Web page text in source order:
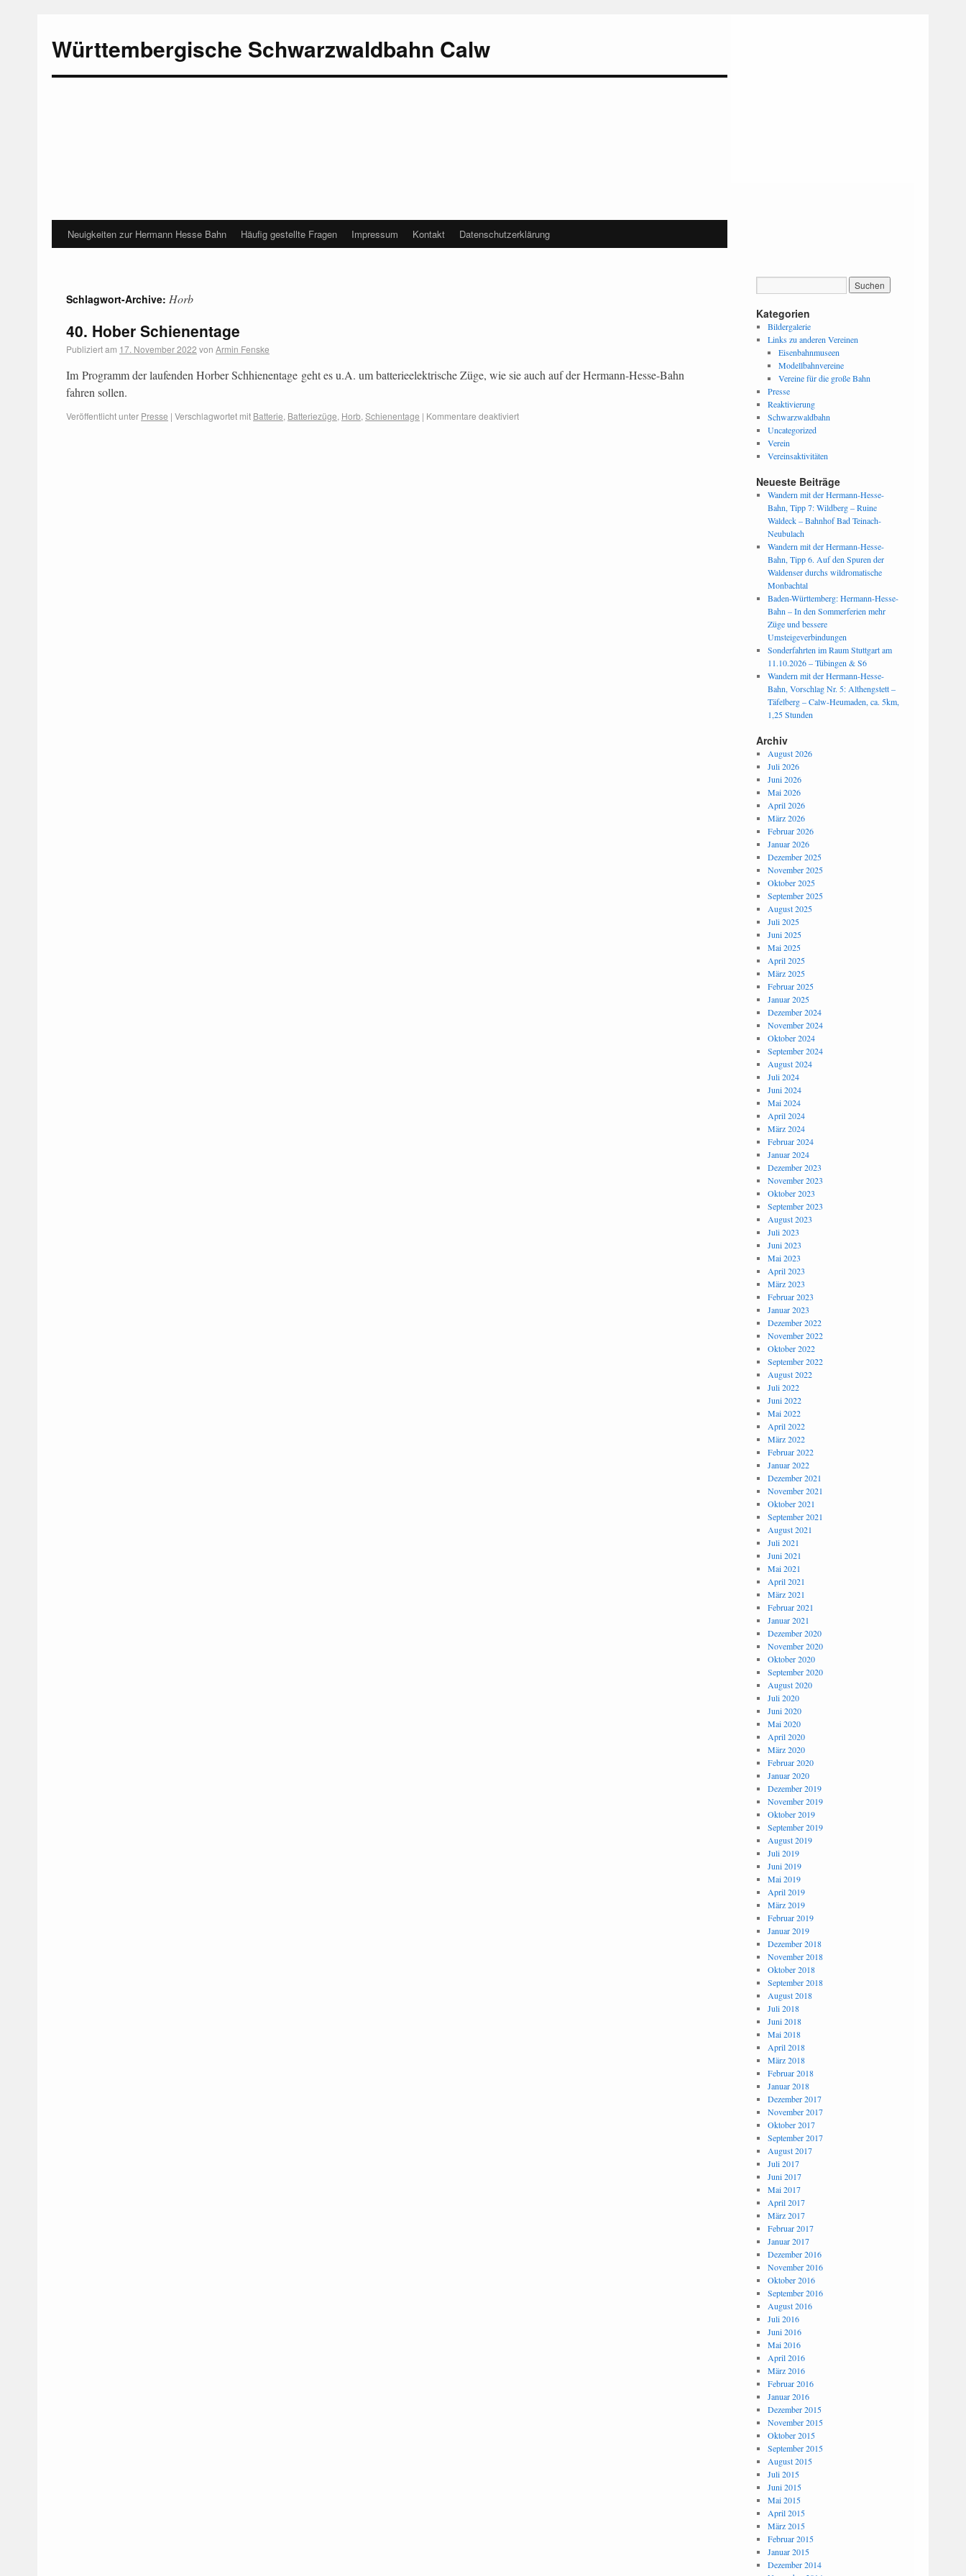
Württembergische Schwarzwaldbahn Calw
Neuigkeiten zur Hermann Hesse Bahn Häufig gestellte Fragen Impressum Kontakt Datenschutzerklärung
Schlagwort-Archive: Horb
40. Hober Schienentage
Publiziert am 17. November 2022 von Armin Fenske
Im Programm der laufenden Horber Schhienentage geht es u.A. um batterieelektrische Züge, wie sie auch auf der Hermann-Hesse-Bahn
fahren sollen.
Veröffentlicht unter Presse | Verschlagwortet mit Batterie, Batteriezüge, Horb, Schienentage | Kommentare deaktiviert
Kategorien
Bildergalerie
Links zu anderen Vereinen
Eisenbahnmuseen
Modellbahnvereine
Vereine für die große Bahn
Presse
Reaktivierung
Schwarzwaldbahn
Uncategorized
Verein
Vereinsaktivitäten
Neueste Beiträge
Wandern mit der Hermann-Hesse-
Bahn, Tipp 7: Wildberg – Ruine
Waldeck – Bahnhof Bad Teinach-
Neubulach
Wandern mit der Hermann-Hesse-
Bahn, Tipp 6. Auf den Spuren der
Waldenser durchs wildromatische
Monbachtal
Baden-Württemberg: Hermann-Hesse-
Bahn – In den Sommerferien mehr
Züge und bessere
Umsteigeverbindungen
Sonderfahrten im Raum Stuttgart am
11.10.2026 – Tübingen & S6
Wandern mit der Hermann-Hesse-
Bahn, Vorschlag Nr. 5: Althengstett –
Täfelberg – Calw-Heumaden, ca. 5km,
1,25 Stunden
Archiv
August 2026
Juli 2026
Juni 2026
Mai 2026
April 2026
März 2026
Februar 2026
Januar 2026
Dezember 2025
November 2025
Oktober 2025
September 2025
August 2025
Juli 2025
Juni 2025
Mai 2025
April 2025
März 2025
Februar 2025
Januar 2025
Dezember 2024
November 2024
Oktober 2024
September 2024
August 2024
Juli 2024
Juni 2024
Mai 2024
April 2024
März 2024
Februar 2024
Januar 2024
Dezember 2023
November 2023
Oktober 2023
September 2023
August 2023
Juli 2023
Juni 2023
Mai 2023
April 2023
März 2023
Februar 2023
Januar 2023
Dezember 2022
November 2022
Oktober 2022
September 2022
August 2022
Juli 2022
Juni 2022
Mai 2022
April 2022
März 2022
Februar 2022
Januar 2022
Dezember 2021
November 2021
Oktober 2021
September 2021
August 2021
Juli 2021
Juni 2021
Mai 2021
April 2021
März 2021
Februar 2021
Januar 2021
Dezember 2020
November 2020
Oktober 2020
September 2020
August 2020
Juli 2020
Juni 2020
Mai 2020
April 2020
März 2020
Februar 2020
Januar 2020
Dezember 2019
November 2019
Oktober 2019
September 2019
August 2019
Juli 2019
Juni 2019
Mai 2019
April 2019
März 2019
Februar 2019
Januar 2019
Dezember 2018
November 2018
Oktober 2018
September 2018
August 2018
Juli 2018
Juni 2018
Mai 2018
April 2018
März 2018
Februar 2018
Januar 2018
Dezember 2017
November 2017
Oktober 2017
September 2017
August 2017
Juli 2017
Juni 2017
Mai 2017
April 2017
März 2017
Februar 2017
Januar 2017
Dezember 2016
November 2016
Oktober 2016
September 2016
August 2016
Juli 2016
Juni 2016
Mai 2016
April 2016
März 2016
Februar 2016
Januar 2016
Dezember 2015
November 2015
Oktober 2015
September 2015
August 2015
Juli 2015
Juni 2015
Mai 2015
April 2015
März 2015
Februar 2015
Januar 2015
Dezember 2014